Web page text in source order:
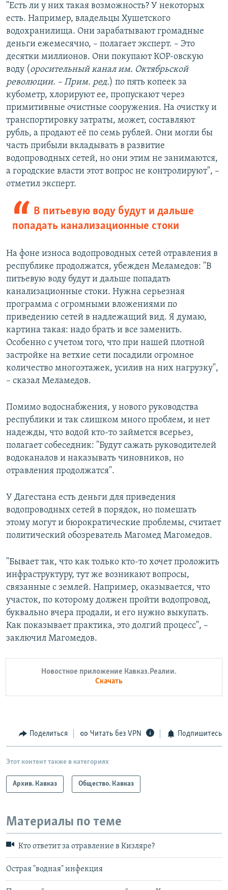
"Есть ли у них такая возможность? У некоторых
есть. Например, владельцы Хушетского
водохранилища. Они зарабатывают громадные
деньги ежемесячно, – полагает эксперт. – Это
десятки миллионов. Они покупают КОР-овскую
воду (оросительный канал им. Октябрьской
революции. – Прим. ред.) по пять копеек за
кубометр, хлорируют ее, пропускают через
примитивные очистные сооружения. На очистку и
транспортировку затраты, может, составляют
рубль, а продают её по семь рублей. Они могли бы
часть прибыли вкладывать в развитие
водопроводных сетей, но они этим не занимаются,
а городские власти этот вопрос не контролируют", –
отметил эксперт.
В питьевую воду будут и дальше
попадать канализационные стоки
На фоне износа водопроводных сетей отравления в
республике продолжатся, убежден Меламедов: "В
питьевую воду будут и дальше попадать
канализационные стоки. Нужна серьезная
программа с огромными вложениями по
приведению сетей в надлежащий вид. Я думаю,
картина такая: надо брать и все заменить.
Особенно с учетом того, что при нашей плотной
застройке на ветхие сети посадили огромное
количество многоэтажек, усилив на них нагрузку",
– сказал Меламедов.
Помимо водоснабжения, у нового руководства
республики и так слишком много проблем, и нет
надежды, что водой кто-то займется всерьез,
полагает собеседник: "Будут сажать руководителей
водоканалов и наказывать чиновников, но
отравления продолжатся".
У Дагестана есть деньги для приведения
водопроводных сетей в порядок, но помешать
этому могут и бюрократические проблемы, считает
политический обозреватель Магомед Магомедов.
"Бывает так, что как только кто-то хочет проложить
инфраструктуру, тут же возникают вопросы,
связанные с землей. Например, оказывается, что
участок, по которому должен пройти водопровод,
буквально вчера продали, и его нужно выкупать.
Как показывает практика, это долгий процесс", –
заключил Магомедов.
Новостное приложение Кавказ.Реалии.
Скачать
Поделиться Читать без VPN Подпишитесь
Этот контент также в категориях
Архив. Кавказ Общество. Кавказ
Материалы по теме
Кто ответит за отравление в Кизляре?
Острая "водная" инфекция